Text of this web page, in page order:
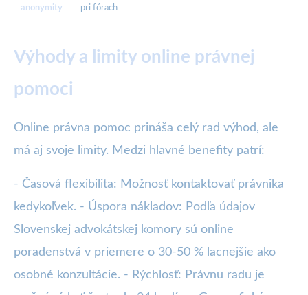
anonymity
pri fórach
Výhody a limity online právnej
pomoci
Online právna pomoc prináša celý rad výhod, ale
má aj svoje limity. Medzi hlavné benefity patrí:
- Časová flexibilita: Možnosť kontaktovať právnika
kedykoľvek. - Úspora nákladov: Podľa údajov
Slovenskej advokátskej komory sú online
poradenstvá v priemere o 30-50 % lacnejšie ako
osobné konzultácie. - Rýchlosť: Právnu radu je